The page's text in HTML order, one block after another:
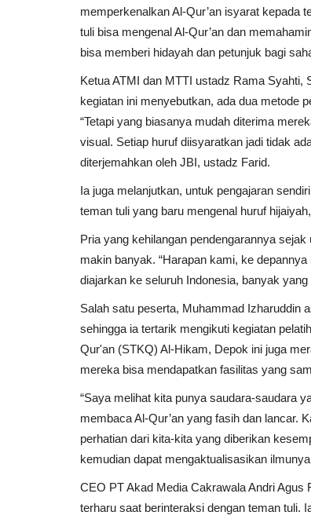
memperkenalkan Al-Qur’an isyarat kepada
tuli bisa mengenal Al-Qur’an dan
bisa memberi hidayah dan petunjuk bagi
Ketua ATMI dan MTTI ustadz Rama Syahti,
kegiatan ini menyebutkan, ada dua metode
“Tetapi yang biasanya mudah diterima
visual. Setiap huruf diisyaratkan jadi tidak
diterjemahkan oleh JBI, ustadz Farid.
Ia juga melanjutkan, untuk pengajaran
teman tuli yang baru mengenal huruf
Pria yang kehilangan pendengarannya
makin banyak. “Harapan kami, ke
diajarkan ke seluruh Indonesia, banyak
Salah satu peserta, Muhammad Izharuddin
sehingga ia tertarik mengikuti kegiatan
Qur'an (STKQ) Al-Hikam, Depok ini juga
mereka bisa mendapatkan fasilitas yang
“Saya melihat kita punya saudara-saudara
membaca Al-Qur’an yang fasih dan lancar.
perhatian dari kita-kita yang diberikan
kemudian dapat mengaktualisasikan
CEO PT Akad Media Cakrawala Andri
terharu saat berinteraksi dengan teman tuli.
Kemarau Belum Usai,
Redaksi Aug 6, 2026 0 5